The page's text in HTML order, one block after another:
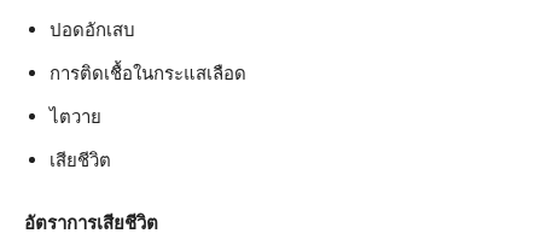
ปอดอักเสบ
การติดเชื้อในกระแสเลือด
ไตวาย
เสียชีวิต
อัตราการเสียชีวิต